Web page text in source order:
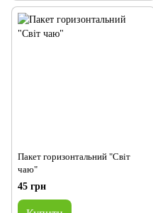
Пакет горизонтальний "Світ
чаю"
45 грн